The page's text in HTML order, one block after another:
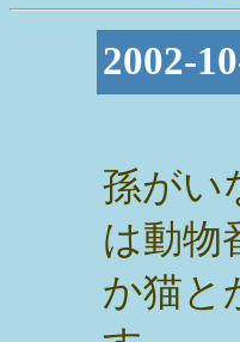
2002-
孫がい
は動物
か猫と